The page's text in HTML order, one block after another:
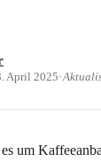
April 2025•
um